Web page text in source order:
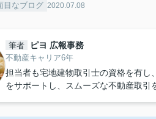
目なブログ 2020.07.08
筆者 ピヨ 広報事務
不動産キャリア6年
担当者も宅地建物取引士の資格を有
をサポートし、スムーズな不動産取引